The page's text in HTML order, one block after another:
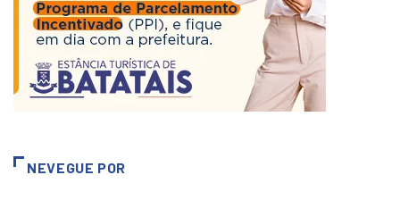
NEVEGUE POR